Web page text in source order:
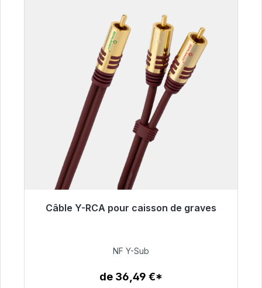
Câble Y-RCA pour caisson de graves
50,99 €
NF Y-Sub
de 36,49 €*